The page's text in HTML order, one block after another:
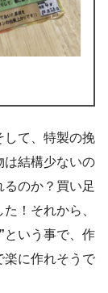
して、特製の挽
は結構少ないの
のか？買い足
！それから、
という事で、作
楽に作れそうで